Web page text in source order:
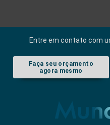
Entre em contato com
Faça seu orçamento
agora mesmo